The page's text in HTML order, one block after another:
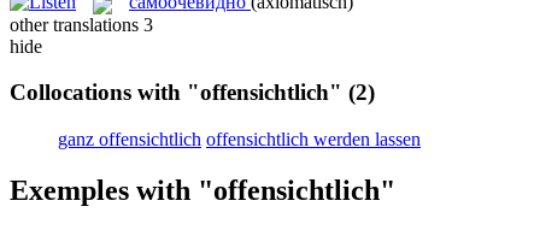
other translations 3
hide
Collocations with "offensichtlich" (2)
ganz offensichtlich offensichtlich werden lassen
Exemples with "offensichtlich"